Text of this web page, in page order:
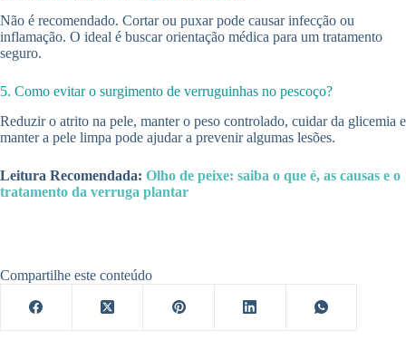
Não é recomendado. Cortar ou puxar pode causar infecção ou
inflamação. O ideal é buscar orientação médica para um tratamento
seguro.
5. Como evitar o surgimento de verruguinhas no pescoço?
Reduzir o atrito na pele, manter o peso controlado, cuidar da glicemia e
manter a pele limpa pode ajudar a prevenir algumas lesões.
Leitura Recomendada: Olho de peixe: saiba o que é, as causas e o
tratamento da verruga plantar
Compartilhe este conteúdo